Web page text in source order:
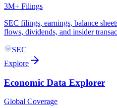
3M+ Filings
SEC filings, earnings, balance
flows, dividends, and insider
SEC
Explore
Economic Data Explorer
Global Coverage